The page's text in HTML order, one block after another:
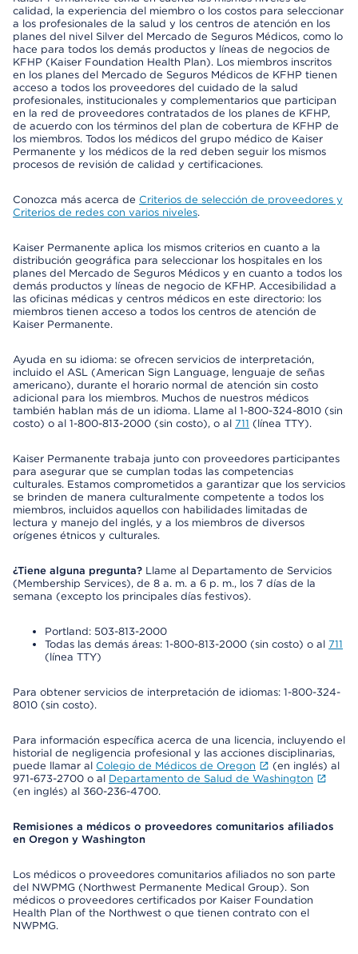
calidad, la experiencia del miembro o los costos para seleccionar
a los profesionales de la salud y los centros de atención en los
planes del nivel Silver del Mercado de Seguros Médicos, como lo
hace para todos los demás productos y líneas de negocios de
KFHP (Kaiser Foundation Health Plan). Los miembros inscritos
en los planes del Mercado de Seguros Médicos de KFHP tienen
acceso a todos los proveedores del cuidado de la salud
profesionales, institucionales y complementarios que participan
en la red de proveedores contratados de los planes de KFHP,
de acuerdo con los términos del plan de cobertura de KFHP de
los miembros. Todos los médicos del grupo médico de Kaiser
Permanente y los médicos de la red deben seguir los mismos
procesos de revisión de calidad y certificaciones.
Conozca más acerca de Criterios de selección de proveedores y
Criterios de redes con varios niveles.
Kaiser Permanente aplica los mismos criterios en cuanto a la
distribución geográfica para seleccionar los hospitales en los
planes del Mercado de Seguros Médicos y en cuanto a todos los
demás productos y líneas de negocio de KFHP. Accesibilidad a
las oficinas médicas y centros médicos en este directorio: los
miembros tienen acceso a todos los centros de atención de
Kaiser Permanente.
Ayuda en su idioma: se ofrecen servicios de interpretación,
incluido el ASL (American Sign Language, lenguaje de señas
americano), durante el horario normal de atención sin costo
adicional para los miembros. Muchos de nuestros médicos
también hablan más de un idioma. Llame al 1-800-324-8010 (sin
costo) o al 1-800-813-2000 (sin costo), o al 711 (línea TTY).
Kaiser Permanente trabaja junto con proveedores participantes
para asegurar que se cumplan todas las competencias
culturales. Estamos comprometidos a garantizar que los servicios
se brinden de manera culturalmente competente a todos los
miembros, incluidos aquellos con habilidades limitadas de
lectura y manejo del inglés, y a los miembros de diversos
orígenes étnicos y culturales.
¿Tiene alguna pregunta? Llame al Departamento de Servicios
(Membership Services), de 8 a. m. a 6 p. m., los 7 días de la
semana (excepto los principales días festivos).
Portland: 503-813-2000
Todas las demás áreas: 1-800-813-2000 (sin costo) o al 711
(línea TTY)
Para obtener servicios de interpretación de idiomas: 1-800-324-
8010 (sin costo).
Para información específica acerca de una licencia, incluyendo el
historial de negligencia profesional y las acciones disciplinarias,
puede llamar al Colegio de Médicos de Oregon
(en inglés) al
971-673-2700 o al Departamento de Salud de Washington
(en inglés) al 360-236-4700.
Remisiones a médicos o proveedores comunitarios afiliados
en Oregon y Washington
Los médicos o proveedores comunitarios afiliados no son parte
del NWPMG (Northwest Permanente Medical Group). Son
médicos o proveedores certificados por Kaiser Foundation
Health Plan of the Northwest o que tienen contrato con el
NWPMG.